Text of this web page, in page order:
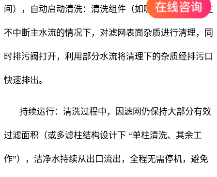
间），自动启动清洗：清洗组件（如吸吮器、毛刷）在
不中断主水流的情况下，对滤网表面杂质进行清理，同
时排污阀打开，利用部分水流将清理下的杂质经排污口
快速排出。
持续运行：清洗过程中，因滤网仍保持大部分有效
过滤面积（或多滤柱结构设计下 “单柱清洗、其余工
作”），洁净水持续从出口流出，全程无需停机，避免